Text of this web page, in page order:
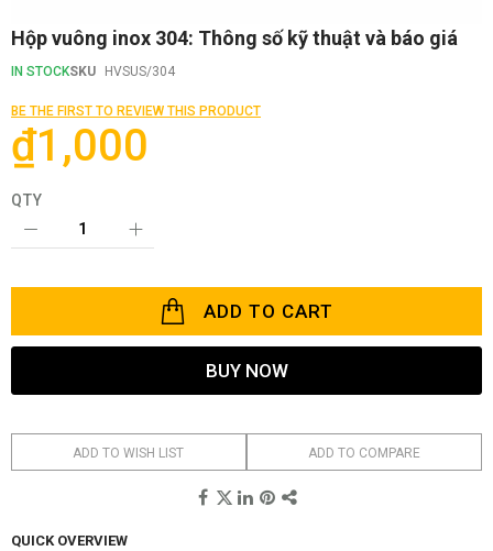
Skip
the
of
the
images
gallery
Hộp vuông inox 304: Thông số kỹ thuật và báo giá
IN STOCKSKU HVSUS/304
BE THE FIRST TO REVIEW THIS PRODUCT
₫1,000
QTY
ADD TO CART
BUY NOW
ADD TO WISH LIST ADD TO COMPARE
QUICK OVERVIEW